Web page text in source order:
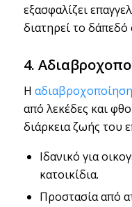
εξασφαλίζει
διατηρεί το δάπεδό
4.
Η αδιαβροχοποίηση
από λεκέδες και
διάρκεια ζωής του
Ιδανικό για
κατοικίδια.
Προστασία από